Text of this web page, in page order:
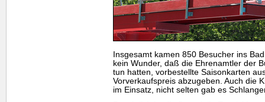
Insgesamt kamen 850 Besucher ins
kein Wunder, daß die Ehrenamtler der
tun hatten, vorbestellte Saisonkarten
Vorverkaufspreis abzugeben. Auch die
im Einsatz, nicht selten gab es